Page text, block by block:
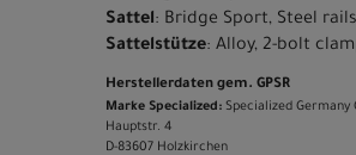
Sattel: Bridge Sport, Steel
Sattelstütze: Alloy, 2-bolt
Herstellerdaten gem. GPSR
Marke Specialized: Specialized Germany
Hauptstr. 4
D-83607 Holzkirchen